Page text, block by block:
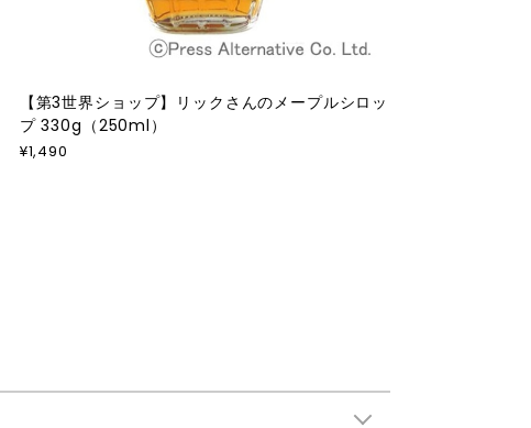
【第3世界ショップ】リックさんのメープルシロッ
プ 330g（250ml）
¥1,490